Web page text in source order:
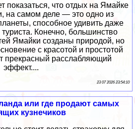
показаться, что отдых на Ямайке
на самом деле — это одно из
способное удивить даже
Конечно, большинство
Ямайки созданы природой, но
с красотой и простотой
прекрасный расслабляющий
эффект....
23 07 2026 23:54:10
или где продают самых
кузнечиков